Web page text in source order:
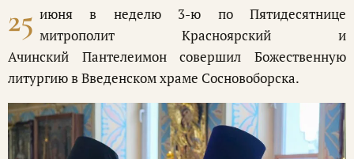
25 июня в неделю 3-ю по Пятидесятнице
митрополит Красноярский и
Ачинский Пантелеимон совершил Божественную
литургию в Введенском храме Сосновоборска.